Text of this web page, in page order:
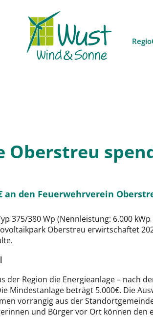
Oberstreu
an den Feuerwehrverein
375/380 Wp (Nennleistung: 6.000
Oberstreu erwirtschaftet
Region die Energieanlage – nach
Mindestanlage beträgt 5.000€. Die
vorrangig aus der
und Bürger vor Ort können